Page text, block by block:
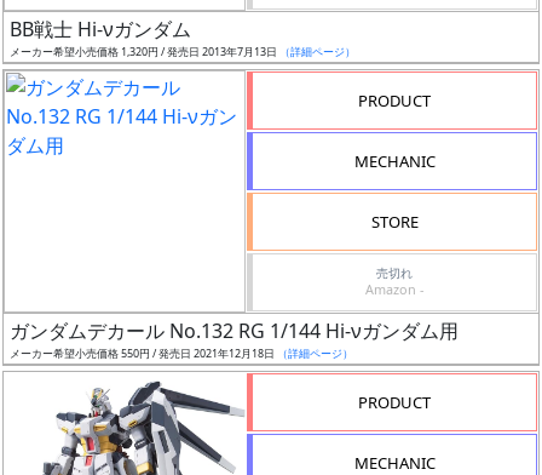
庫
復
活
近
日
プッ
シュ
通知
BB戦士 Hi-νガンダム
メーカー希望小売価格 1,320円 / 発売日 2013年7月13日 （詳細ページ）
PRODUCT
MECHANIC
STORE
売切れ
Amazon -
ガンダムデカール No.132 RG 1/144 Hi-νガンダム用
メーカー希望小売価格 550円 / 発売日 2021年12月18日 （詳細ページ）
PRODUCT
MECHANIC